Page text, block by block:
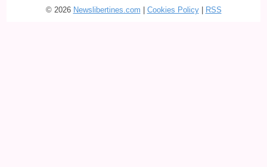
© 2026 Newslibertines.com Cookies Policy| RSS